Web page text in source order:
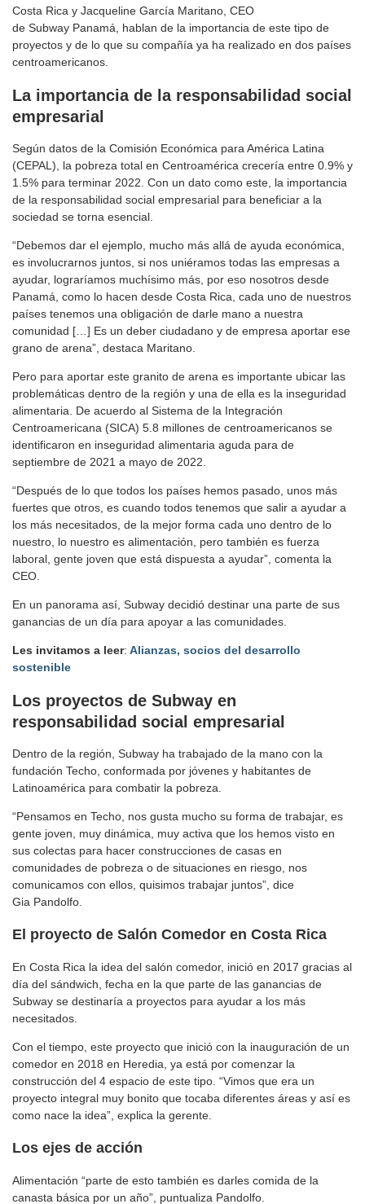
Costa Rica y Jacqueline García Maritano, CEO
de Subway Panamá, hablan de la importancia de este tipo de
proyectos y de lo que su compañía ya ha realizado en dos países
centroamericanos.
La importancia de la responsabilidad social
empresarial
Según datos de la Comisión Económica para América Latina
(CEPAL), la pobreza total en Centroamérica crecería entre 0.9% y
1.5% para terminar 2022. Con un dato como este, la importancia
de la responsabilidad social empresarial para beneficiar a la
sociedad se torna esencial.
“Debemos dar el ejemplo, mucho más allá de ayuda económica,
es involucrarnos juntos, si nos uniéramos todas las empresas a
ayudar, lograríamos muchísimo más, por eso nosotros desde
Panamá, como lo hacen desde Costa Rica, cada uno de nuestros
países tenemos una obligación de darle mano a nuestra
comunidad […] Es un deber ciudadano y de empresa aportar ese
grano de arena”, destaca Maritano.
Pero para aportar este granito de arena es importante ubicar las
problemáticas dentro de la región y una de ella es la inseguridad
alimentaria. De acuerdo al Sistema de la Integración
Centroamericana (SICA) 5.8 millones de centroamericanos se
identificaron en inseguridad alimentaria aguda para de
septiembre de 2021 a mayo de 2022.
“Después de lo que todos los países hemos pasado, unos más
fuertes que otros, es cuando todos tenemos que salir a ayudar a
los más necesitados, de la mejor forma cada uno dentro de lo
nuestro, lo nuestro es alimentación, pero también es fuerza
laboral, gente joven que está dispuesta a ayudar”, comenta la
CEO.
En un panorama así, Subway decidió destinar una parte de sus
ganancias de un día para apoyar a las comunidades.
Les invitamos a leer: Alianzas, socios del desarrollo
sostenible
Los proyectos de Subway en
responsabilidad social empresarial
Dentro de la región, Subway ha trabajado de la mano con la
fundación Techo, conformada por jóvenes y habitantes de
Latinoamérica para combatir la pobreza.
“Pensamos en Techo, nos gusta mucho su forma de trabajar, es
gente joven, muy dinámica, muy activa que los hemos visto en
sus colectas para hacer construcciones de casas en
comunidades de pobreza o de situaciones en riesgo, nos
comunicamos con ellos, quisimos trabajar juntos”, dice
Gia Pandolfo.
El proyecto de Salón Comedor en Costa Rica
En Costa Rica la idea del salón comedor, inició en 2017 gracias al
día del sándwich, fecha en la que parte de las ganancias de
Subway se destinaría a proyectos para ayudar a los más
necesitados.
Con el tiempo, este proyecto que inició con la inauguración de un
comedor en 2018 en Heredia, ya está por comenzar la
construcción del 4 espacio de este tipo. “Vimos que era un
proyecto integral muy bonito que tocaba diferentes áreas y así es
como nace la idea”, explica la gerente.
Los ejes de acción
Alimentación “parte de esto también es darles comida de la
canasta básica por un año”, puntualiza Pandolfo.